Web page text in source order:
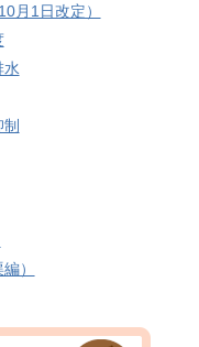
月1日改定）
水
）